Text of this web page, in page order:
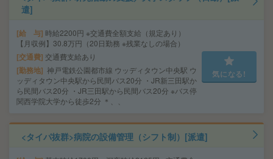
遣]
給 与 時給2200円 ※交通費全額支給（規定あり）
【月収例】30.8万円（20日勤務 ※残業なしの場合）
交通費 交通費支給あり
勤務地 神戸電鉄公園都市線 ウッディタウン中央駅 ウ
ッディタウン中央駅から民間バス20分 ・JR新三田駅か
ら民間バス20分 ・JR三田駅から民間バス20分 ※バス停
関西学院大学から徒歩2分 ＊、、
気になる!
<タイパ抜群>病院の設備管理（シフト制）[派遣]